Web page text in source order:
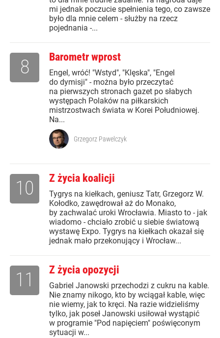
mi jednak poczucie spełnienia tego, co zawsze
było dla mnie celem - służby na rzecz
pojednania -...
Barometr wprost
Engel, wróć! "Wstyd", "Klęska", "Engel
do dymisji" - można było przeczytać
na pierwszych stronach gazet po słabych
występach Polaków na piłkarskich
mistrzostwach świata w Korei Południowej.
Na...
8
Grzegorz Pawelczyk
Z życia koalicji
Tygrys na kiełkach, geniusz Tatr, Grzegorz W.
Kołodko, zawędrował aż do Monako,
by zachwalać uroki Wrocławia. Miasto to - jak
wiadomo - chciało zrobić u siebie światową
wystawę Expo. Tygrys na kiełkach okazał się
jednak mało przekonujący i Wrocław...
10
Z życia opozycji
Gabriel Janowski przechodzi z cukru na kable.
Nie znamy nikogo, kto by wciągał kable, więc
nie wiemy, jak to kręci. Na razie widzieliśmy
tylko, jak poseł Janowski usiłował wystąpić
w programie "Pod napięciem" poświęconym
sytuacji w...
11